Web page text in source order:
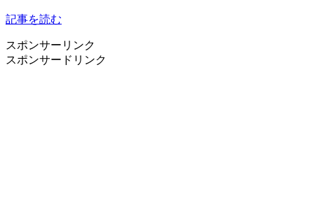
記事を読む
スポンサーリンク
スポンサードリンク